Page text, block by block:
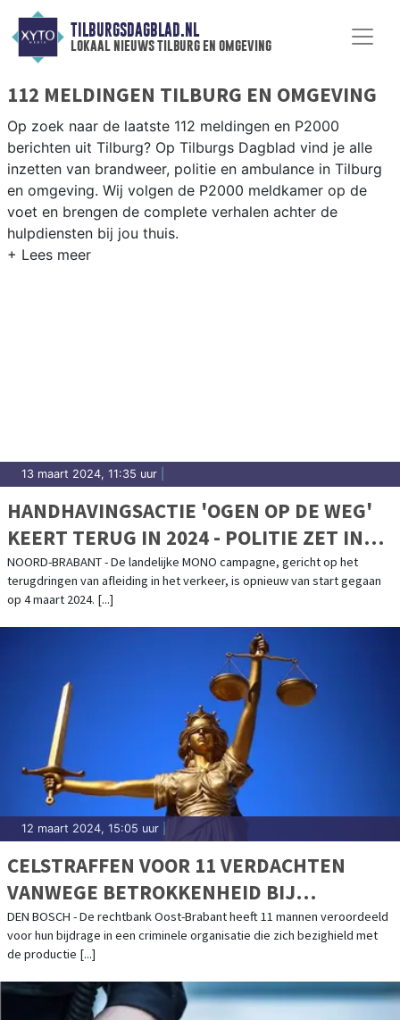
TILBURGSDAGBLAD.NL
lokaal nieuws tilburg en omgeving
112 MELDINGEN TILBURG EN OMGEVING
Op zoek naar de laatste 112 meldingen en P2000
berichten uit Tilburg? Op Tilburgs Dagblad vind je alle
inzetten van brandweer, politie en ambulance in Tilburg
en omgeving. Wij volgen de P2000 meldkamer op de
voet en brengen de complete verhalen achter de
hulpdiensten bij jou thuis.
13 maart 2024, 11:35 uur
HANDHAVINGSACTIE 'OGEN OP DE WEG'
KEERT TERUG IN 2024 - POLITIE ZET IN
OP VEILIG RIJGEDRAG
NOORD-BRABANT - De landelijke MONO campagne, gericht op het
terugdringen van afleiding in het verkeer, is opnieuw van start gegaan
op 4 maart 2024. [...]
12 maart 2024, 15:05 uur
CELSTRAFFEN VOOR 11 VERDACHTEN
VANWEGE BETROKKENHEID BIJ
CRIMINELE ORGANISATIE
DEN BOSCH - De rechtbank Oost-Brabant heeft 11 mannen veroordeeld
voor hun bijdrage in een criminele organisatie die zich bezighield met
de productie [...]